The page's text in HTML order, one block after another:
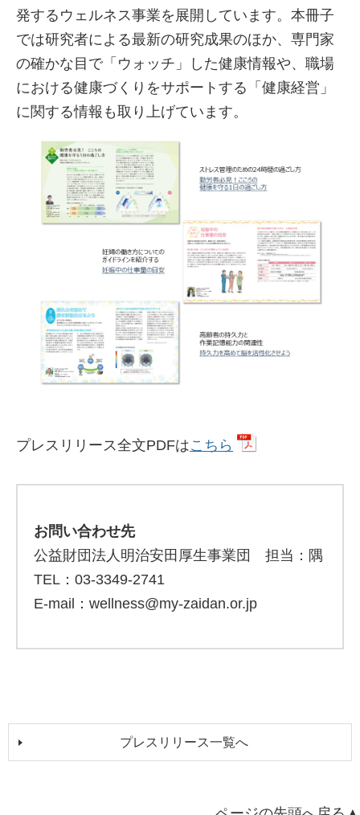
発するウェルネス事業を展開しています。本冊子
では研究者による最新の研究成果のほか、専門家
の確かな目で「ウォッチ」した健康情報や、職場
における健康づくりをサポートする「健康経営」
に関する情報も取り上げています。
プレスリリース全文PDFはこちら
お問い合わせ先
公益財団法人明治安田厚生事業団 担当：隅
TEL：03-3349-2741
E-mail：wellness@my-zaidan.or.jp
プレスリリース一覧へ